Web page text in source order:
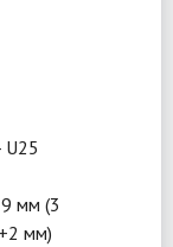
мм (3
мм)